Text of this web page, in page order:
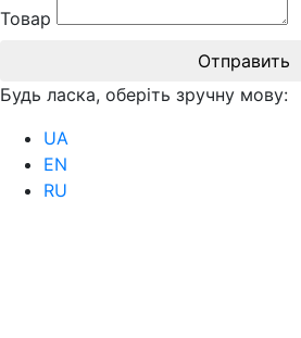
Товар
Отправить
Будь ласка, оберіть зручну мову:
UA
EN
RU